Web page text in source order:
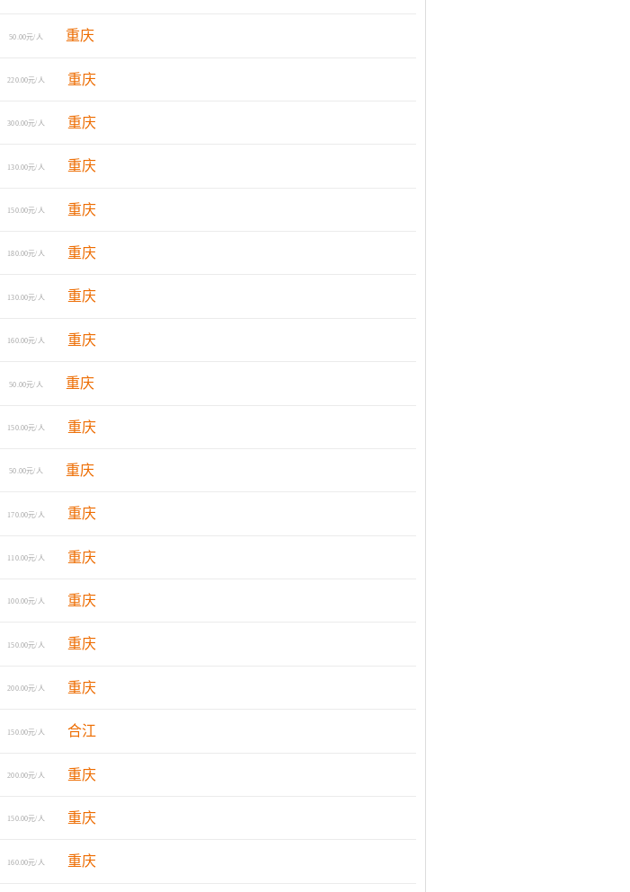
50.00元/人 重庆
220.00元/人 重庆
300.00元/人 重庆
130.00元/人 重庆
150.00元/人 重庆
180.00元/人 重庆
130.00元/人 重庆
160.00元/人 重庆
50.00元/人 重庆
150.00元/人 重庆
50.00元/人 重庆
170.00元/人 重庆
110.00元/人 重庆
100.00元/人 重庆
150.00元/人 重庆
200.00元/人 重庆
150.00元/人 合江
200.00元/人 重庆
150.00元/人 重庆
160.00元/人 重庆